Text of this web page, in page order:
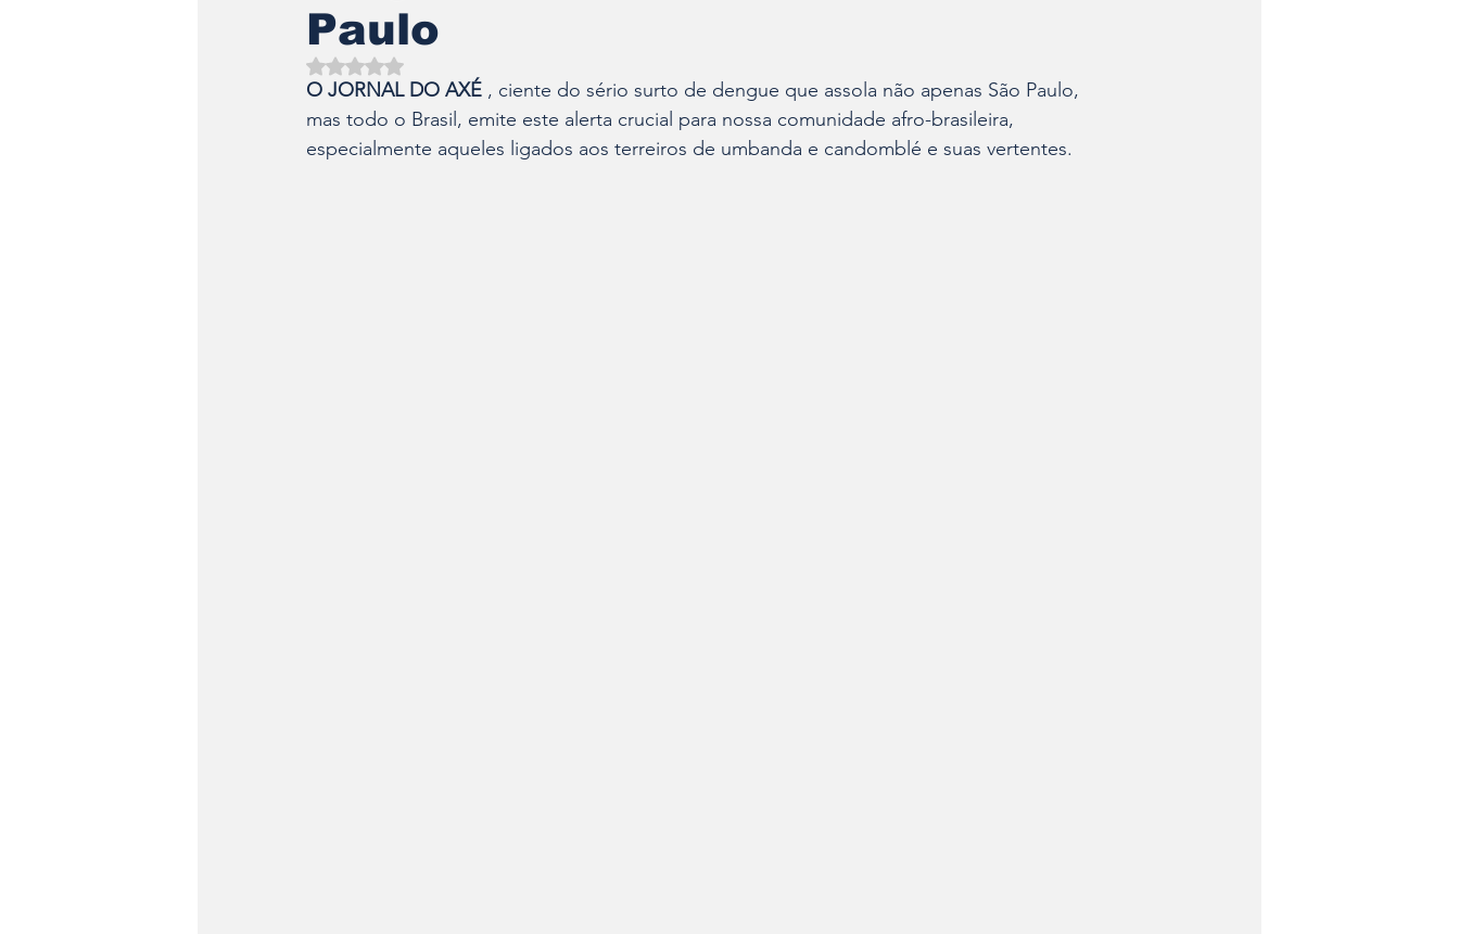
Paulo
Avaliado com NaN de 5 estrelas.
O JORNAL DO AXÉ , ciente do sério surto de dengue que assola não apenas São Paulo,
mas todo o Brasil, emite este alerta crucial para nossa comunidade afro-brasileira,
especialmente aqueles ligados aos terreiros de umbanda e candomblé e suas vertentes.